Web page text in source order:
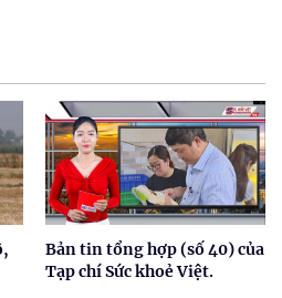
Bản tin tổng hợp (số 40) của
Tạp chí Sức khoẻ Việt.